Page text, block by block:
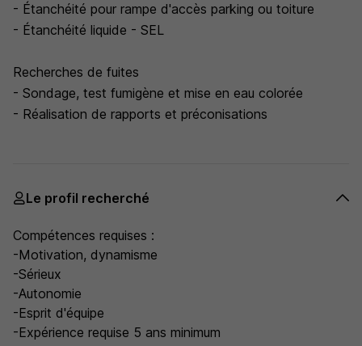
- Étanchéité pour rampe d'accès parking ou toiture
- Étanchéité liquide - SEL
Recherches de fuites
- Sondage, test fumigène et mise en eau colorée
- Réalisation de rapports et préconisations
Le profil recherché
Compétences requises :
-Motivation, dynamisme
-Sérieux
-Autonomie
-Esprit d'équipe
-Expérience requise 5 ans minimum